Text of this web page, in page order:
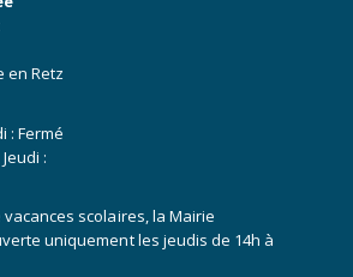
en Retz
: Fermé
:
scolaires, la Mairie
uniquement les jeudis de 14h à